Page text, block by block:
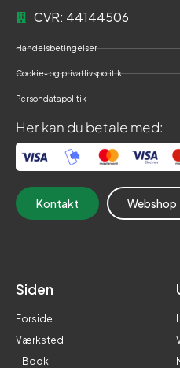
CVR: 44144506
Handelsbetingelser
Cookie- og privatlivspolitik
Persondatapolitik
Her kan du betale med:
Kontakt Webshop
Siden
Forside
Værksted
- Book